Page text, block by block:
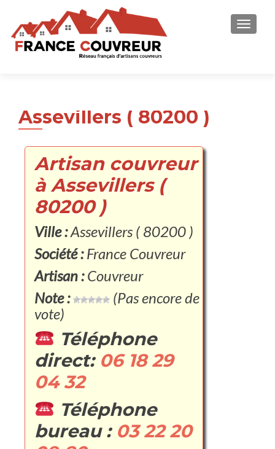
Assevillers ( 80200 )
Artisan couvreur
à Assevillers (
80200 )
Ville :Assevillers ( 80200 )
Société :France Couvreur
Artisan :Couvreur
Note :
(Pas encore de
vote)
Téléphone
direct: 06 18 29
04 32
Téléphone
bureau : 03 22 20